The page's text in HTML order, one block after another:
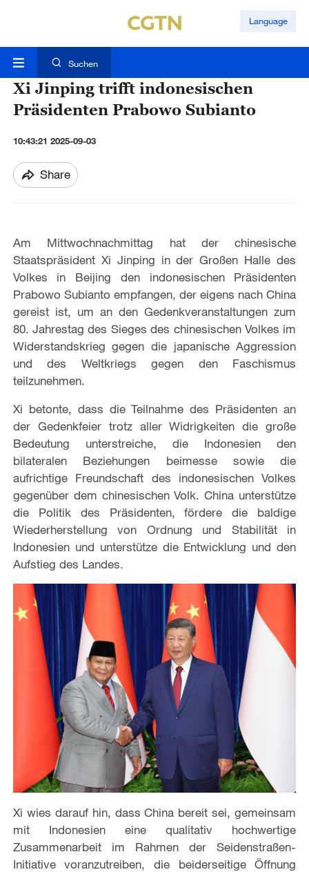
Language
Suchen
Xi Jinping trifft indonesischen
Präsidenten Prabowo Subianto
10:43:21 2025-09-03
Share
Am Mittwochnachmittag hat der chinesische
Staatspräsident Xi Jinping in der Großen Halle des
Volkes in Beijing den indonesischen Präsidenten
Prabowo Subianto empfangen, der eigens nach China
gereist ist, um an den Gedenkveranstaltungen zum
80. Jahrestag des Sieges des chinesischen Volkes im
Widerstandskrieg gegen die japanische Aggression
und des Weltkriegs gegen den Faschismus
teilzunehmen.
Xi betonte, dass die Teilnahme des Präsidenten an
der Gedenkfeier trotz aller Widrigkeiten die große
Bedeutung unterstreiche, die Indonesien den
bilateralen Beziehungen beimesse sowie die
aufrichtige Freundschaft des indonesischen Volkes
gegenüber dem chinesischen Volk. China unterstütze
die Politik des Präsidenten, fördere die baldige
Wiederherstellung von Ordnung und Stabilität in
Indonesien und unterstütze die Entwicklung und den
Aufstieg des Landes.
Xi wies darauf hin, dass China bereit sei, gemeinsam
mit Indonesien eine qualitativ hochwertige
Zusammenarbeit im Rahmen der Seidenstraßen-
Initiative voranzutreiben, die beiderseitige Öffnung